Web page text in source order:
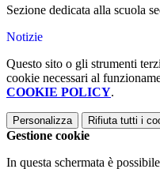
Sezione dedicata alla scuola
Notizie
Questo sito o gli strumenti
cookie necessari al
COOKIE POLICY.
Personalizza Rifiuta tutti i
Gestione cookie
In questa schermata è